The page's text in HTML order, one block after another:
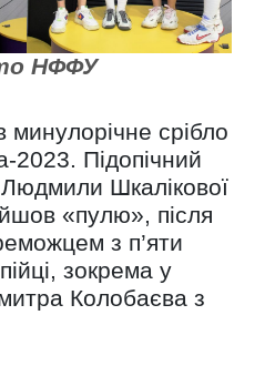
НФФУ
минулорічне срібло
2023. Підопічний
Людмили Шкалікової
«пулю», після
з п’яти
зокрема у
Колобаєва з